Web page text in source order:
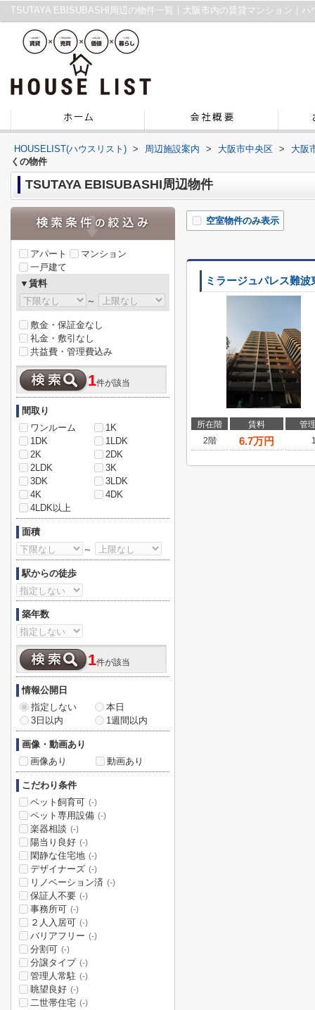
TSUTAYA EBISUBASHI周辺の物件一覧｜大阪市内の賃貸マンション｜ハ
HOUSELIST(ハウスリスト) > 周辺施設案内 > 大阪市中央区 >
大阪
くの物件
TSUTAYA EBISUBASHI周辺物件
空室物件のみ表示
ミラージュパレス難波
所在階 賃料
管
2階
6.7万円
アパート
マンション
一戸建て
▼賃料
～
敷金・保証金なし
礼金・敷引なし
共益費・管理費込み
1件が該当
間取り
ワンルーム
1K
1DK
1LDK
2K
2DK
2LDK
3K
3DK
3LDK
4K
4DK
4LDK以上
面積
～
駅からの徒歩
築年数
1件が該当
情報公開日
指定しない
本日
3日以内
1週間以内
画像・動画あり
画像あり
動画あり
こだわり条件
ペット飼育可 (-)
ペット専用設備 (-)
楽器相談 (-)
陽当り良好 (-)
閑静な住宅地 (-)
デザイナーズ (-)
リノベーション済 (-)
保証人不要 (-)
事務所可 (-)
２人入居可 (-)
バリアフリー (-)
分割可 (-)
分譲タイプ (-)
管理人常駐 (-)
眺望良好 (-)
二世帯住宅 (-)